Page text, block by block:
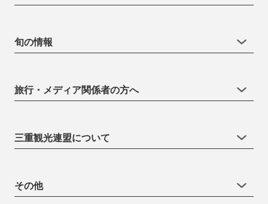
旬の情報
旅行・メディア関係者の方へ
三重観光連盟について
その他